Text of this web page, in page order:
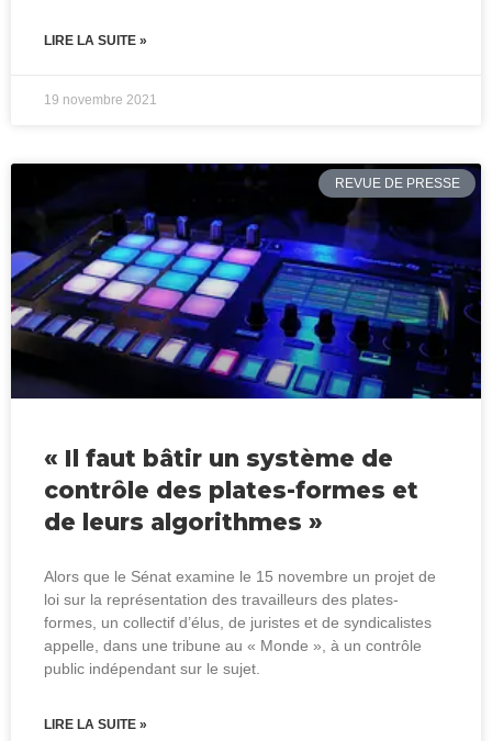
LIRE LA SUITE »
19 novembre 2021
REVUE DE PRESSE
« Il faut bâtir un système de
contrôle des plates-formes et
de leurs algorithmes »
Alors que le Sénat examine le 15 novembre un projet de
loi sur la représentation des travailleurs des plates-
formes, un collectif d’élus, de juristes et de syndicalistes
appelle, dans une tribune au « Monde », à un contrôle
public indépendant sur le sujet.
LIRE LA SUITE »